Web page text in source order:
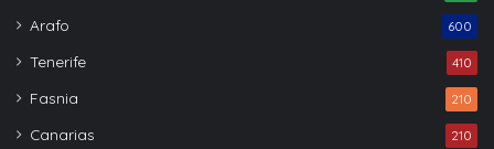
Arafo 600
Tenerife 410
Fasnia 210
Canarias 210